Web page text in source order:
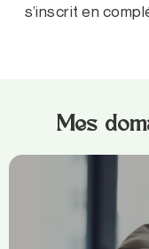
s’inscrit en
Mes